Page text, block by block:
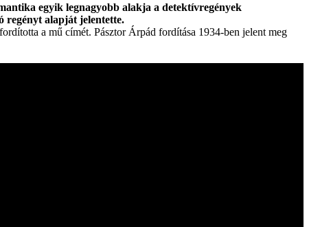
egyik legnagyobb alakja a detektívregények
regényt alapját jelentette.
a mű címét. Pásztor Árpád fordítása 1934-ben jelent meg